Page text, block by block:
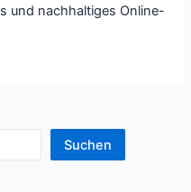
und nachhaltiges Online-
Suchen